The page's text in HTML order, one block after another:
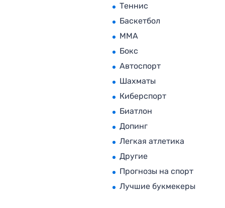
Теннис
Баскетбол
MMA
Бокс
Автоспорт
Шахматы
Киберспорт
Биатлон
Допинг
Легкая атлетика
Другие
Прогнозы на спорт
Лучшие букмекеры